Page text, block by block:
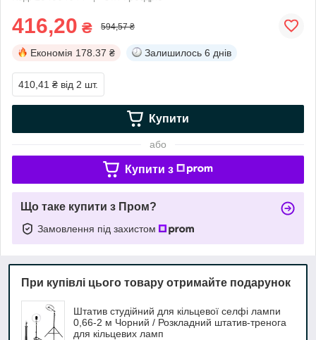
416,20 ₴ 594,57 ₴
Економія 178.37 ₴ Залишилось 6 днів
410,41 ₴ від 2 шт.
Купити
або
Купити з
Що таке купити з Пром?
Замовлення під захистом
При купівлі цього товару отримайте подарунок
Штатив студійний для кільцевої селфі лампи
0,66-2 м Чорний / Розкладний штатив-тренога
для кільцевих ламп